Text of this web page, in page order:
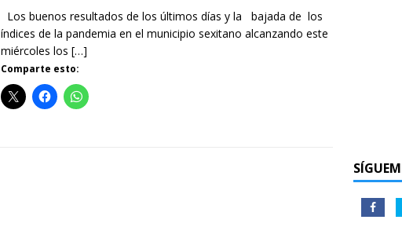
Los buenos resultados de los últimos días y la bajada de los
índices de la pandemia en el municipio sexitano alcanzando este
miércoles los […]
Comparte esto: